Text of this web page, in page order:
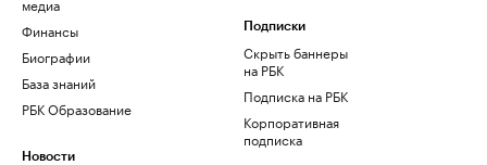
Финансы
Биографии
База знаний
РБК Образование
Новости
Подписки
Скрыть баннеры
на РБК
Подписка на РБК
Корпоративная
подписка